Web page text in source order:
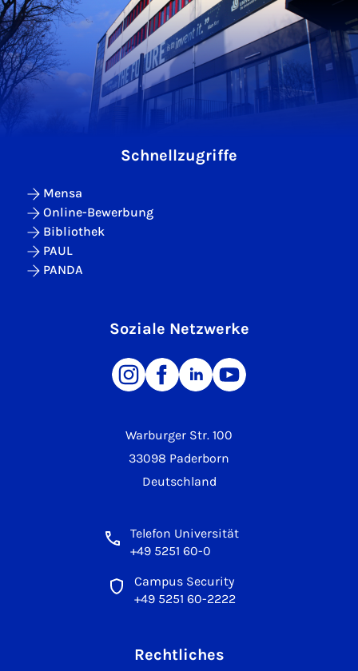
Warburger Str. 100
33098 Paderborn
Deutschland
Telefon Universität
+49 5251 60-0
Campus Security
+49 5251 60-2222
Schnellzugriffe
Mensa
Online-Bewerbung
Bibliothek
PAUL
PANDA
Soziale Netzwerke
Rechtliches